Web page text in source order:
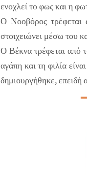
ενοχλεί το φως και η
Ο Νοοβόρος τρέφεται
στοιχειώνει μέσω του
Ο Βέκνα τρέφεται από
αγάπη και τη φιλία
δημιουργήθηκε,